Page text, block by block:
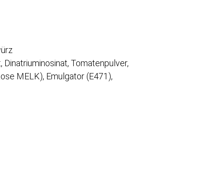
Tomatenpulver,
MELK), Emulgator (E471),